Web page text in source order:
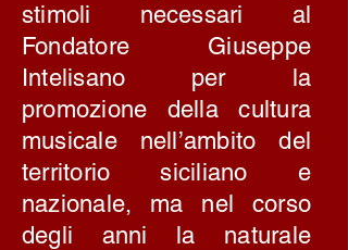
stimoli necessari al
Fondatore Giuseppe
Intelisano per la
promozione della cultura
musicale nell’ambito del
territorio siciliano e
nazionale, ma nel corso
degli anni la naturale